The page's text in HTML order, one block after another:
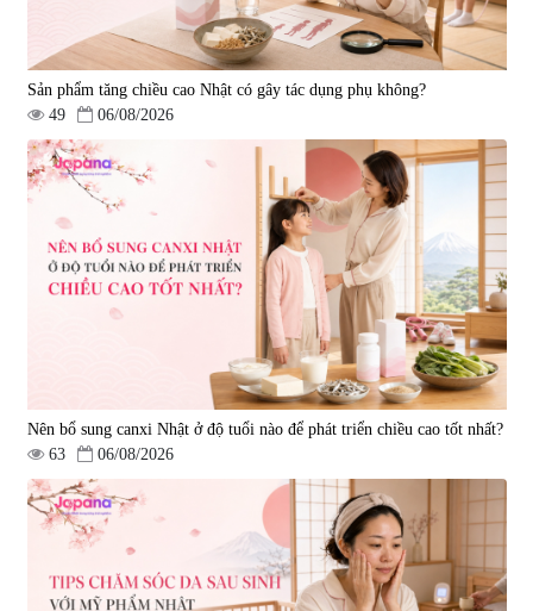
Sản phẩm tăng chiều cao Nhật có gây tác dụng phụ không?
49
06/08/2026
Nên bổ sung canxi Nhật ở độ tuổi nào để phát triển chiều cao tốt nhất?
63
06/08/2026